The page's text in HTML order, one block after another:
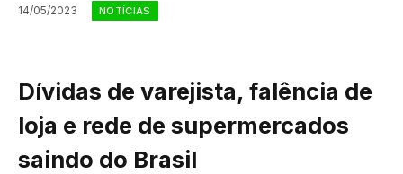
14/05/2023 NOTÍCIAS
Dívidas de varejista, falência de
loja e rede de supermercados
saindo do Brasil